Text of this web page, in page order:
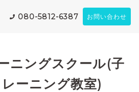
080-5812-6387 お問い合わせ
ニングスクール(子
ーニング教室)